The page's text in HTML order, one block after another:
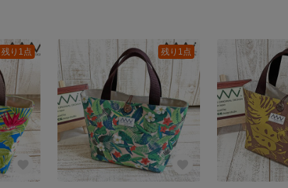
残り1点 残り1点